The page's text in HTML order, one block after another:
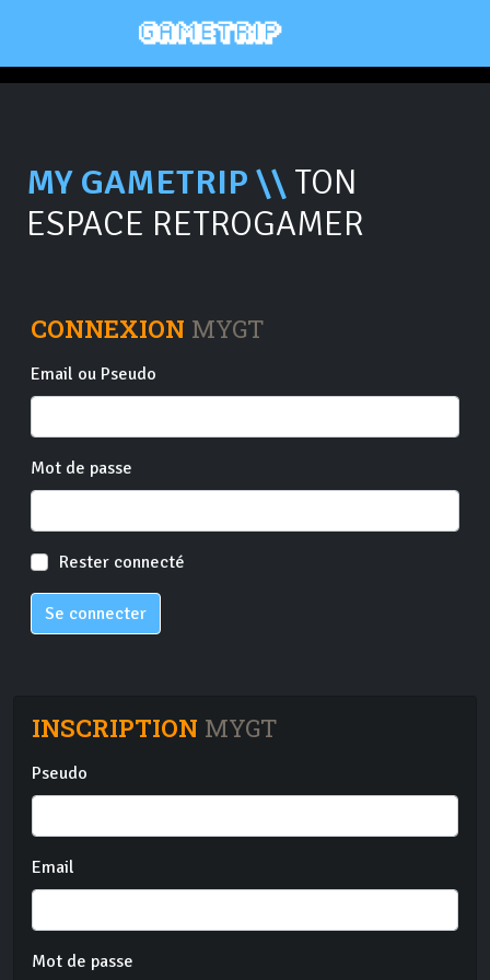
MY GAMETRIP \\ TON
ESPACE RETROGAMER
CONNEXION MYGT
Email ou Pseudo
Mot de passe
Rester connecté
Se connecter
INSCRIPTION MYGT
Pseudo
Email
Mot de passe